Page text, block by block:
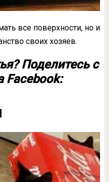
все поверхности, но и
своих хозяев.
Поделитесь с
Facebook: